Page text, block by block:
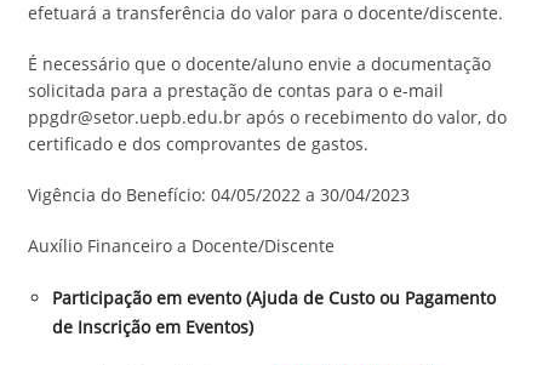
efetuará a transferência do valor para o docente/discente.
É necessário que o docente/aluno envie a documentação
solicitada para a prestação de contas para o e-mail
ppgdr@setor.uepb.edu.br após o recebimento do valor, do
certificado e dos comprovantes de gastos.
Vigência do Benefício: 04/05/2022 a 30/04/2023
Auxílio Financeiro a Docente/Discente
Participação em evento (Ajuda de Custo ou Pagamento
de Inscrição em Eventos)